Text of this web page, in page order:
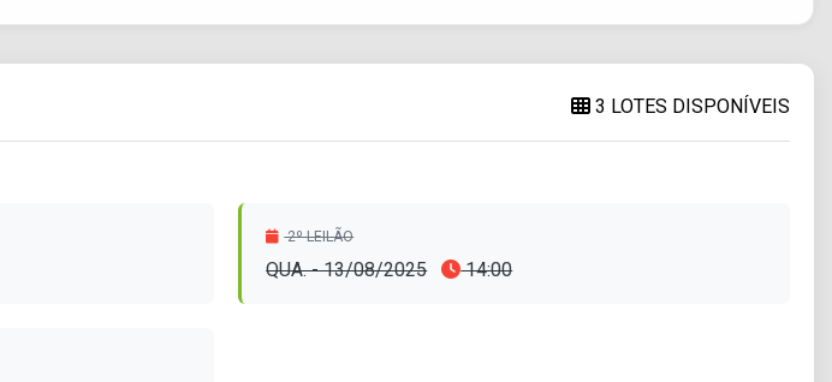
3 LOTES DISPONÍVEIS
2º LEILÃO
QUA. - 13/08/2025 14:00